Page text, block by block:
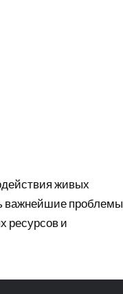
живых
важнейшие проблемы
ресурсов и